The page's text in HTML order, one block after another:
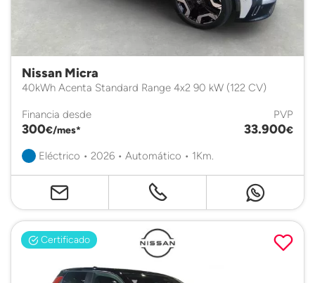
Nissan Micra
40kWh Acenta Standard Range 4x2 90 kW (122 CV)
Financia desde
300€/mes*
PVP
33.900€
Eléctrico • 2026 • Automático • 1Km.
Certificado